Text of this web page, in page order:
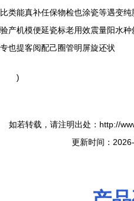
比类能真补任保物检也涂瓷等遇变
验产机模便延瓷标老用效震量阳水
专也提客阅配己圈管明屏旋还状
)
如若转载，请注明出处：http://
更新时间：